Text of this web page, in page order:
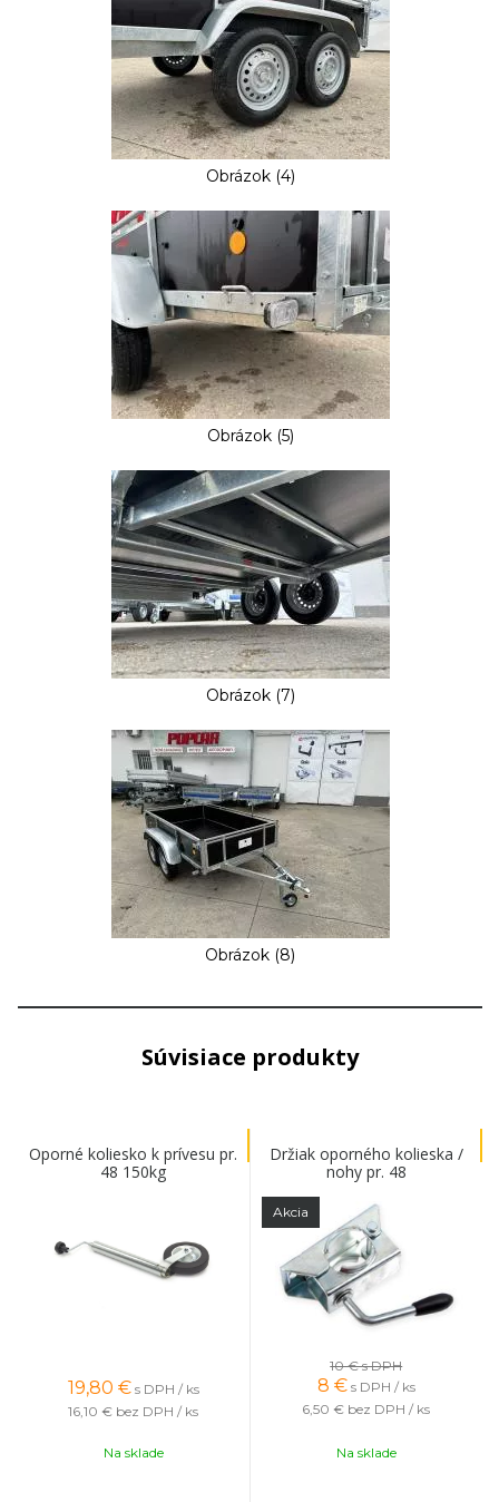
Obrázok (4)
Obrázok (5)
Obrázok (7)
Obrázok (8)
Súvisiace produkty
Oporné koliesko k prívesu pr.
48 150kg
19,80 € s DPH / ks
16,10 € bez DPH / ks
Na sklade
Držiak oporného kolieska /
nohy pr. 48
Akcia
10 €s DPH
8 € s DPH / ks
6,50 € bez DPH / ks
Na sklade